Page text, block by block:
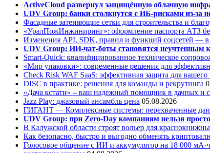
ActiveCloud развернул защищённую облачную
UDV Group: банки столкнутся с ИБ-рисками из-за
Фасадные затеняющие сетки для строительства и
«УралПожИнжиниринг»: оформление паспорта АТЗ
Изменения API, SDK, правил и функций соцсетей — в
UDV Group: ИИ-чат-боты становятся неучтенным
Smart-Quick: квалифицированное техническое
«Мир упаковки»: современные решения для
Check Risk WAF SaaS: эффективная защита для вашего
DISC в практике: решения для команды и рекрутинга
«Дача кстати» – ваш надежный помощник в дачных и
Jazz Play: джазовый ансамбль цена 05.08.2026
ГИГАНТ — Комплексные системы: перехваченные
UDV Group: при Zero-Day компаниям нельзя
В Калужской области строят вольер для
Как безопасно, быстро и выгодно обменять
Голосовое общение с ИИ и аккумулятор на 18 000